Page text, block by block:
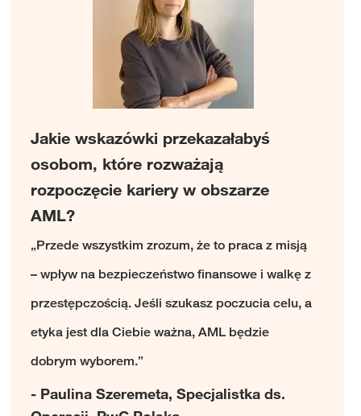
Jakie wskazówki przekazałabyś
osobom, które rozważają
rozpoczęcie kariery w obszarze
AML?
„Przede wszystkim zrozum, że to praca z misją
– wpływ na bezpieczeństwo finansowe i walkę z
przestępczością. Jeśli szukasz poczucia celu, a
etyka jest dla Ciebie ważna, AML będzie
dobrym wyborem.”
- Paulina Szeremeta, Specjalistka ds.